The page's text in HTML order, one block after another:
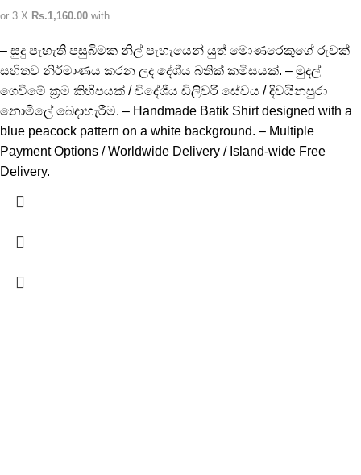
or 3 X Rs.1,160.00 with
– සුදු පැහැති පසුබිමක නිල් පැහැයෙන් යුත් මොණරෙකුගේ රුවක්
සහිතව නිර්මාණය කරන ලද දේශීය බතික් කමිසයක්. – මුදල්
ගෙවීමේ ක්‍රම කිහිපයක් / විදේශීය ඩිලිවරි සේවය / දිවයිනපුරා
නොමිලේ බෙදාහැරීම. – Handmade Batik Shirt designed with a
blue peacock pattern on a white background. – Multiple
Payment Options / Worldwide Delivery / Island-wide Free
Delivery.